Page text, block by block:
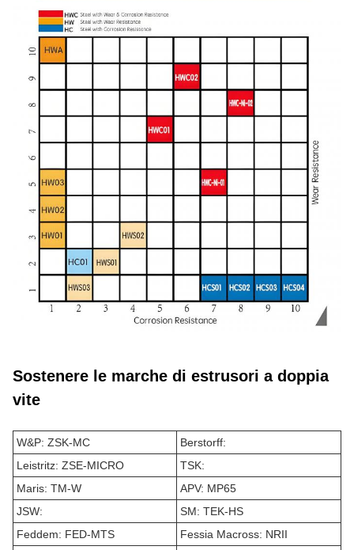
Sostenere le marche di estrusori a doppia
vite
W&P: ZSK-MC
Berstorff:
Leistritz: ZSE-MICRO
TSK:
Maris: TM-W
APV: MP65
JSW:
SM: TEK-HS
Feddem: FED-MTS
Fessia Macross: NRII